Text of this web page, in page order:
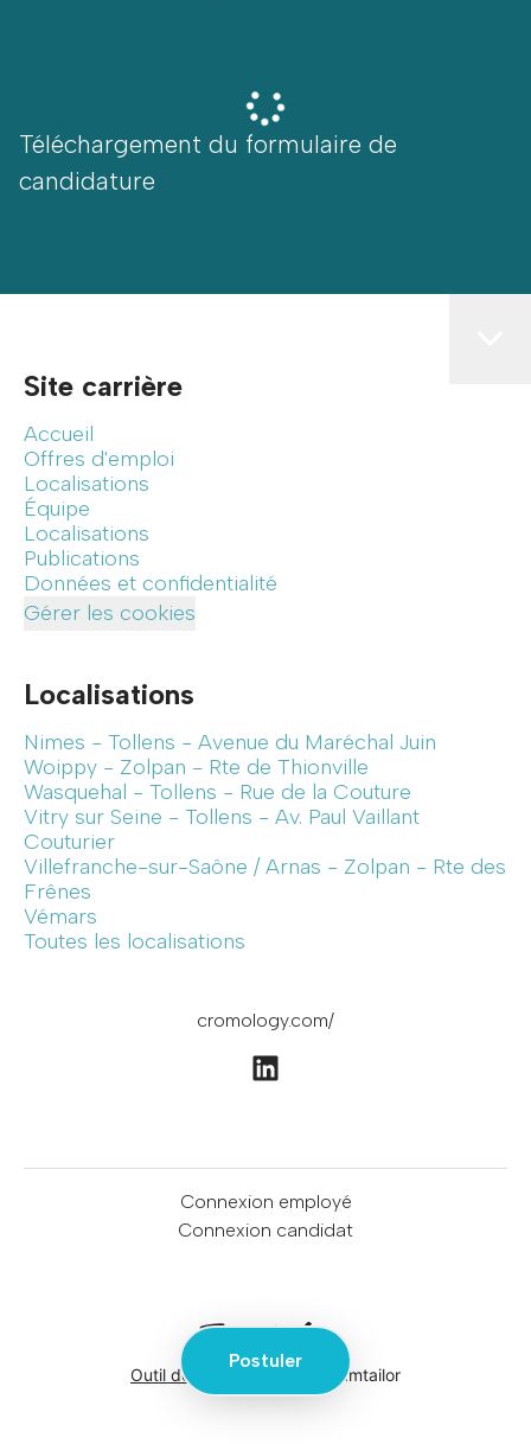
Postuler
Téléchargement du formulaire de
candidature
Site carrière
Accueil
Offres d'emploi
Localisations
Équipe
Localisations
Publications
Données et confidentialité
Gérer les cookies
Localisations
Nimes - Tollens - Avenue du Maréchal Juin
Woippy - Zolpan - Rte de Thionville
Wasquehal - Tollens - Rue de la Couture
Vitry sur Seine - Tollens - Av. Paul Vaillant
Couturier
Villefranche-sur-Saône / Arnas - Zolpan - Rte des
Frênes
Vémars
Toutes les localisations
cromology.com/
Connexion employé
Connexion candidat
Outil de recrutement de Teamtailor